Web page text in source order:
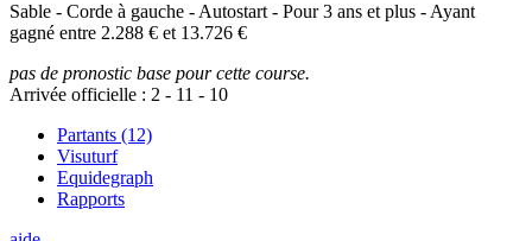
Sable - Corde à gauche - Autostart - Pour 3 ans et plus - Ayant
gagné entre 2.288 € et 13.726 €
pas de pronostic base pour cette course.
Arrivée officielle : 2 - 11 - 10
Partants (12)
Visuturf
Equidegraph
Rapports